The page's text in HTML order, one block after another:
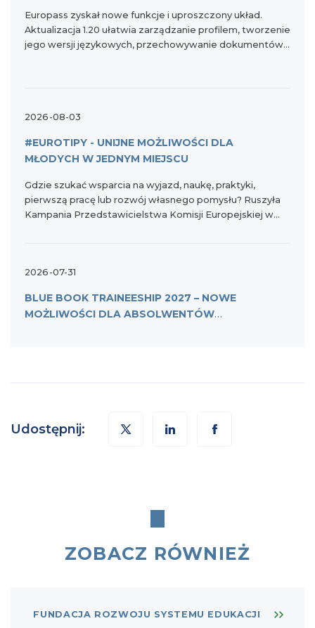
Europass zyskał nowe funkcje i uproszczony układ.
Aktualizacja 1.20 ułatwia zarządzanie profilem, tworzenie
jego wersji językowych, przechowywanie dokumentów
2026-08-03
#EUROTIPY - UNIJNE MOŻLIWOŚCI DLA
MŁODYCH W JEDNYM MIEJSCU
Gdzie szukać wsparcia na wyjazd, naukę, praktyki,
pierwszą pracę lub rozwój własnego pomysłu? Ruszyła
Kampania Przedstawicielstwa Komisji Europejskiej w
informacje.
2026-07-31
BLUE BOOK TRAINEESHIP 2027 – NOWE
MOŻLIWOŚCI DLA ABSOLWENTÓW
Udostępnij:
ZOBACZ RÓWNIEŻ
FUNDACJA ROZWOJU SYSTEMU EDUKACJI